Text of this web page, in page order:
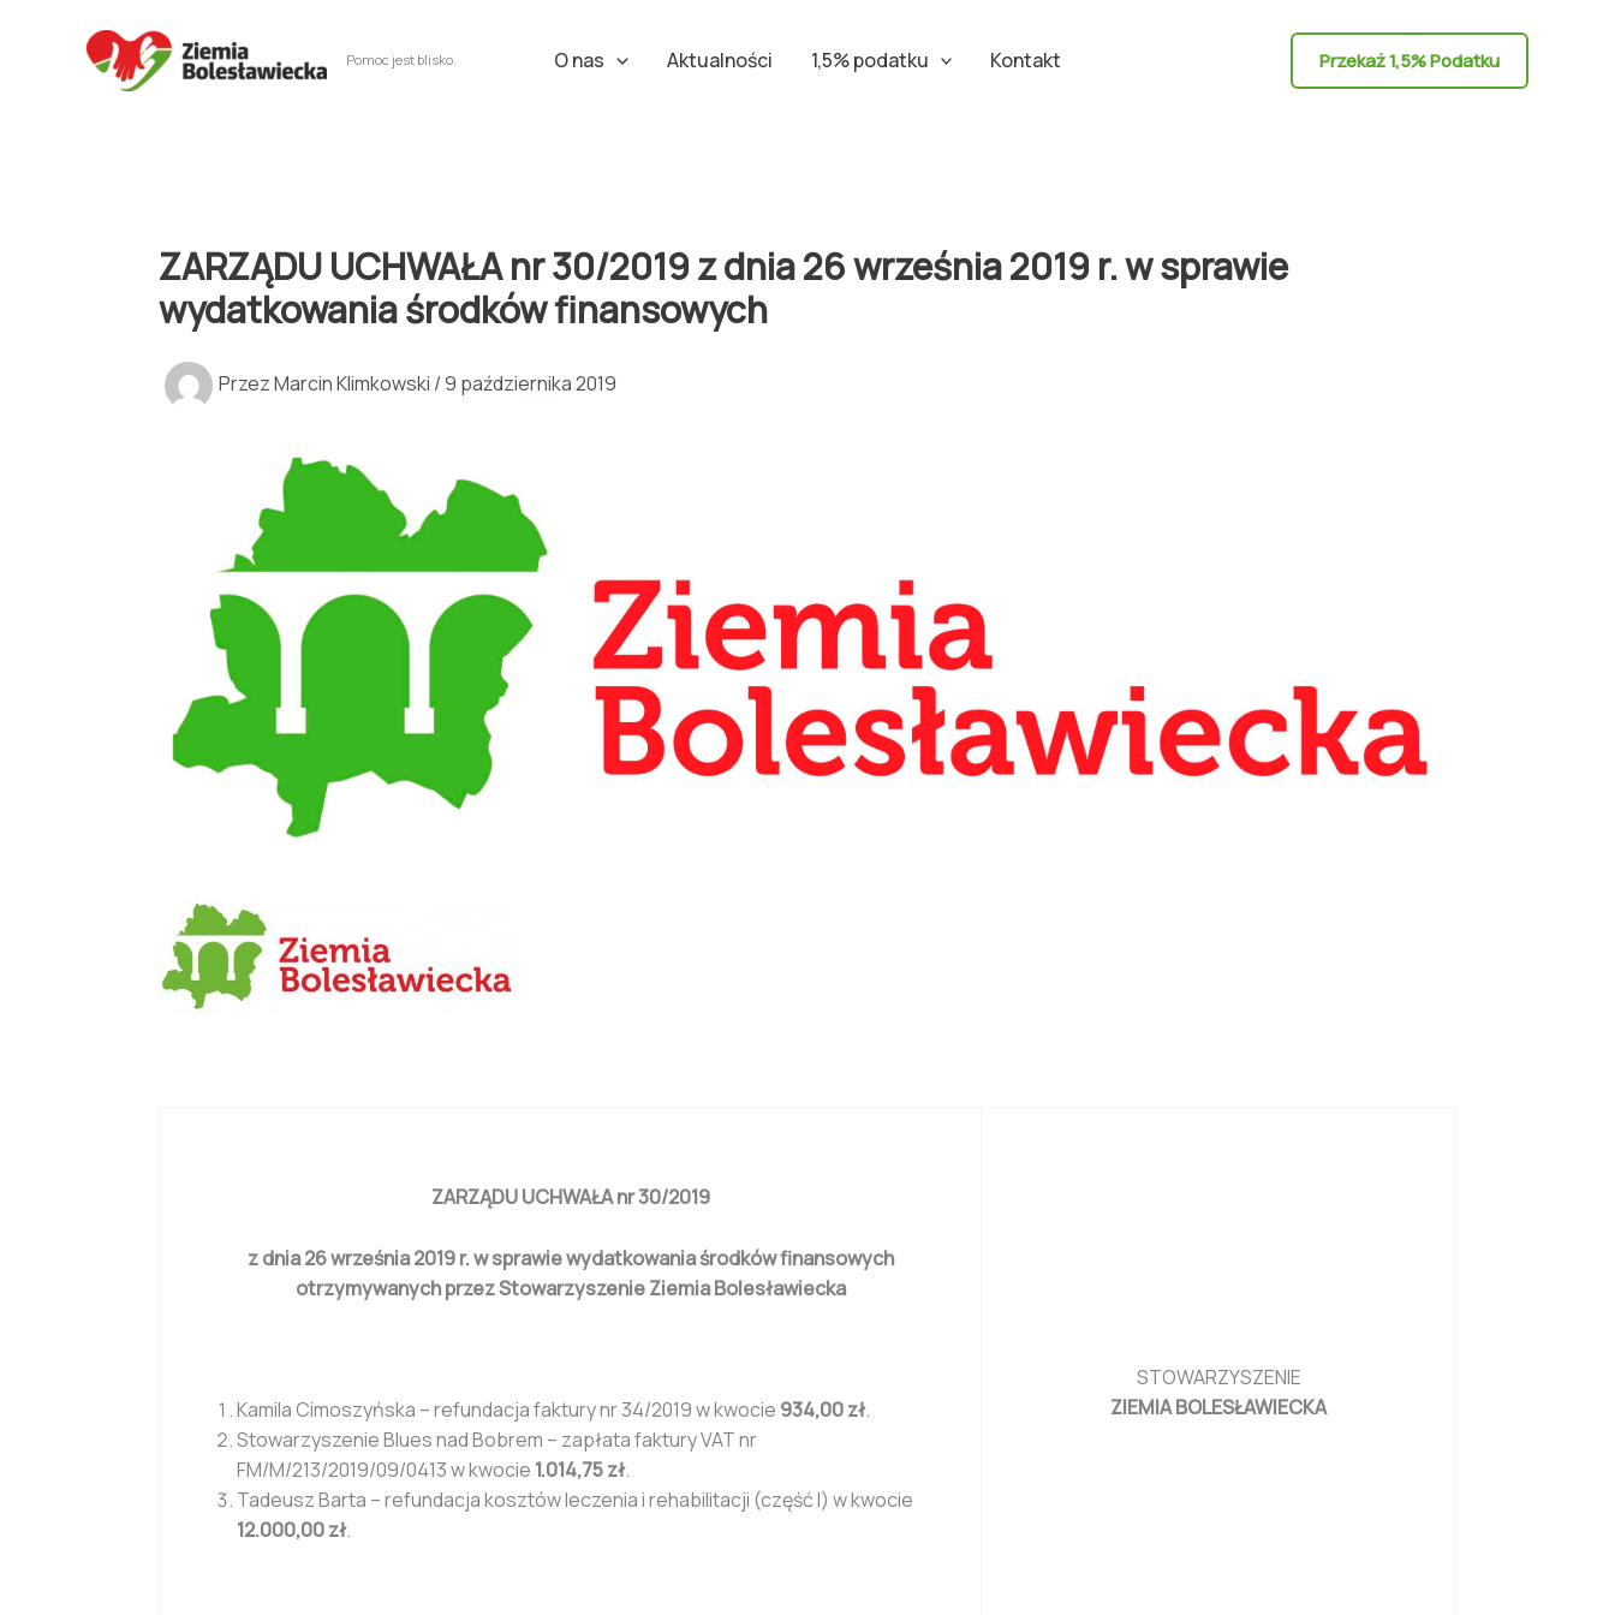
Pomoc jest blisko. O nas Aktualności 1,5% podatku Kontakt Przekaż 1,5% Podatku
ZARZĄDU UCHWAŁA nr 30/2019 z dnia 26 września 2019 r. w sprawie
wydatkowania środków finansowych
PrzezMarcin Klimkowski /9 października 2019
ZARZĄDUUCHWAŁAnr 30/2019
z dnia 26 września 2019 r. w sprawie wydatkowania środków finansowych
otrzymywanych przez Stowarzyszenie Ziemia Bolesławiecka
Kamila Cimoszyńska – refundacja faktury nr 34/2019 w kwocie 934,00 zł.
Stowarzyszenie Blues nad Bobrem – zapłata faktury VAT nr
FM/M/213/2019/09/0413 w kwocie 1.014,75 zł.
Tadeusz Barta – refundacja kosztów leczenia i rehabilitacji (część I) w kwocie
12.000,00 zł.
STOWARZYSZENIE
ZIEMIA BOLESŁAWIECKA